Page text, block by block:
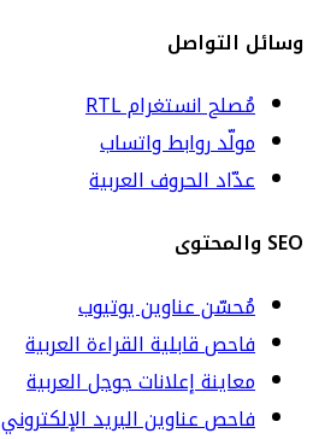
وسائل التواصل
مُصلح انستغرام RTL
مولّد روابط واتساب
عدّاد الحروف العربية
SEO والمحتوى
مُحسّن عناوين يوتيوب
فاحص قابلية القراءة العربية
معاينة إعلانات جوجل العربية
فاحص عناوين البريد الإلكتروني